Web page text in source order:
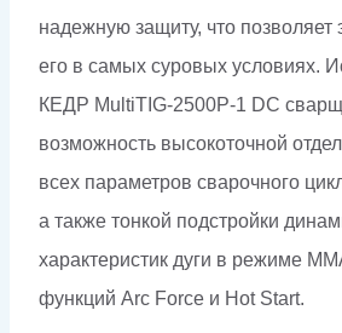
надежную защиту, что позволяет
его в самых суровых условиях.
КЕДР MultiTIG-2500P-1 DC
возможность высокоточной
всех параметров сварочного
а также тонкой подстройки
характеристик дуги в режиме
функций Arc Force и Hot Start.